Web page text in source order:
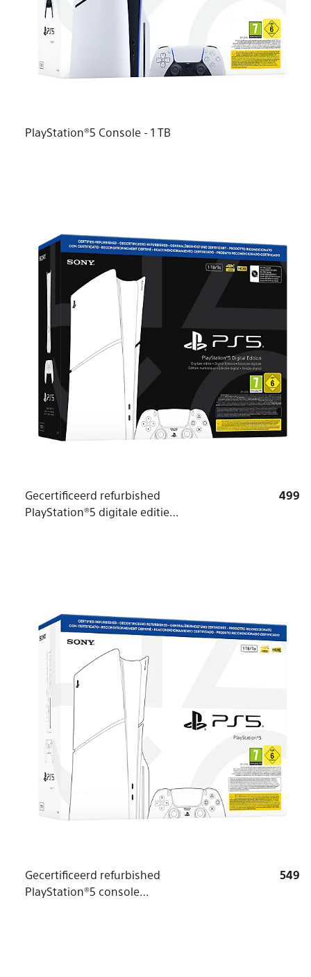
PlayStation®5 Console - 1 TB
Gecertificeerd refurbished
PlayStation®5 digitale editie
499
Gecertificeerd refurbished
PlayStation®5 console
549